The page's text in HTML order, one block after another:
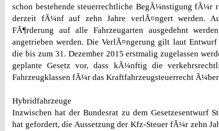
schon bestehende steuerrechtliche BegÃ¼nstigung fÃ¼r
derzeit fÃ¼nf auf zehn Jahre verlÃ¤ngert werden.
FÃ¶rderung auf alle Fahrzeugarten ausgedehnt
angetrieben werden. Die VerlÃ¤ngerung gilt laut
die bis zum 31. Dezember 2015 erstmalig zugelassen
geplante Gesetz vor, dass kÃ¼nftig die
Fahrzeugklassen fÃ¼r das Kraftfahrzeugsteuerrecht
Hybridfahrzeuge
Inzwischen hat der Bundesrat zu dem Gesetzesentwurf
hat gefordert, die Aussetzung der Kfz-Steuer fÃ¼r zehn